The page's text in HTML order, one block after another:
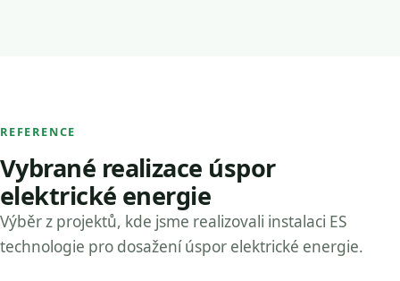
REFERENCE
Vybrané realizace úspor
elektrické energie
Výběr z projektů, kde jsme realizovali instalaci ES
technologie pro dosažení úspor elektrické energie.